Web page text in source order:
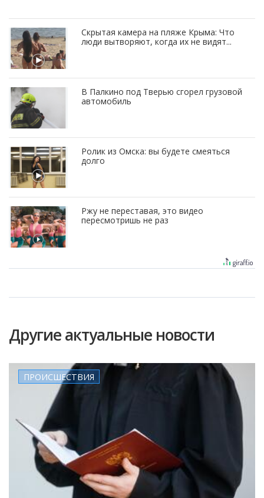
Скрытая камера на пляже Крыма: Что
люди вытворяют, когда их не видят...
В Палкино под Тверью сгорел грузовой
автомобиль
Ролик из Омска: вы будете смеяться
долго
Ржу не переставая, это видео
пересмотришь не раз
Другие актуальные новости
ПРОИСШЕСТВИЯ